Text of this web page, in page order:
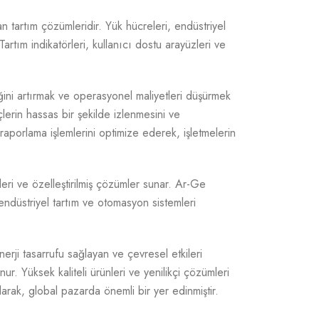
tartım çözümleridir. Yük hücreleri, endüstriyel
indikatörleri, kullanıcı dostu arayüzleri ve
artırmak ve operasyonel maliyetleri düşürmek
hassas bir şekilde izlenmesini ve
işlemlerini optimize ederek, işletmelerin
ve özelleştirilmiş çözümler sunar. Ar-Ge
tartım ve otomasyon sistemleri
tasarrufu sağlayan ve çevresel etkileri
Yüksek kaliteli ürünleri ve yenilikçi çözümleri
global pazarda önemli bir yer edinmiştir.